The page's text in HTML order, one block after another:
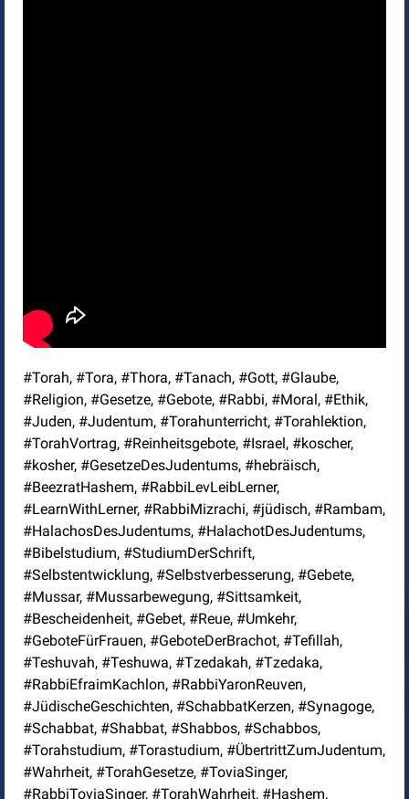
#Torah, #Tora, #Thora, #Tanach, #Gott, #Glaube,
#Religion, #Gesetze, #Gebote, #Rabbi, #Moral, #Ethik,
#Juden, #Judentum, #Torahunterricht, #Torahlektion,
#TorahVortrag, #Reinheitsgebote, #Israel, #koscher,
#kosher, #GesetzeDesJudentums, #hebräisch,
#BeezratHashem, #RabbiLevLeibLerner,
#LearnWithLerner, #RabbiMizrachi, #jüdisch, #Rambam,
#HalachosDesJudentums, #HalachotDesJudentums,
#Bibelstudium, #StudiumDerSchrift,
#Selbstentwicklung, #Selbstverbesserung, #Gebete,
#Mussar, #Mussarbewegung, #Sittsamkeit,
#Bescheidenheit, #Gebet, #Reue, #Umkehr,
#GeboteFürFrauen, #GeboteDerBrachot, #Tefillah,
#Teshuvah, #Teshuwa, #Tzedakah, #Tzedaka,
#RabbiEfraimKachlon, #RabbiYaronReuven,
#JüdischeGeschichten, #SchabbatKerzen, #Synagoge,
#Schabbat, #Shabbat, #Shabbos, #Schabbos,
#Torahstudium, #Torastudium, #ÜbertrittZumJudentum,
#Wahrheit, #TorahGesetze, #ToviaSinger,
#RabbiToviaSinger, #TorahWahrheit, #Hashem,